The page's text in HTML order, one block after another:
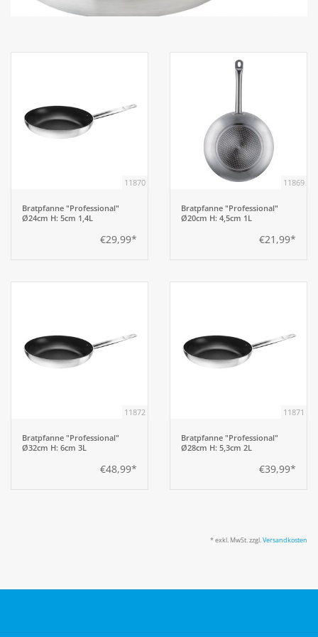
Tafeln
11870
Bratpfanne "Professional"
Ø24cm H: 5cm 1,4L
€29,99*
11869
Bratpfanne "Professional"
Ø20cm H: 4,5cm 1L
€21,99*
11872
Bratpfanne "Professional"
Ø32cm H: 6cm 3L
€48,99*
11871
Bratpfanne "Professional"
Ø28cm H: 5,3cm 2L
€39,99*
* exkl. MwSt. zzgl.Versandkosten